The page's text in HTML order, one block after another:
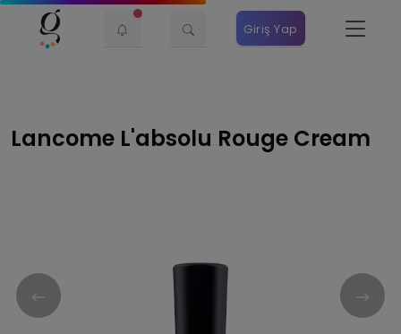
Giriş Yap
Lancome L'absolu Rouge Cream